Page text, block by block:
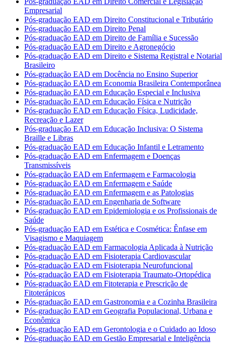
Empresarial
Pós-graduação EAD em Direito Constitucional e Tributário
Pós-graduação EAD em Direito Penal
Pós-graduação EAD em Direito de Família e Sucessão
Pós-graduação EAD em Direito e Agronegócio
Pós-graduação EAD em Direito e Sistema Registral e Notarial
Brasileiro
Pós-graduação EAD em Docência no Ensino Superior
Pós-graduação EAD em Economia Brasileira Contemporânea
Pós-graduação EAD em Educação Especial e Inclusiva
Pós-graduação EAD em Educação Física e Nutrição
Pós-graduação EAD em Educação Física, Ludicidade,
Recreação e Lazer
Pós-graduação EAD em Educação Inclusiva: O Sistema
Braille e Libras
Pós-graduação EAD em Educação Infantil e Letramento
Pós-graduação EAD em Enfermagem e Doenças
Transmissíveis
Pós-graduação EAD em Enfermagem e Farmacologia
Pós-graduação EAD em Enfermagem e Saúde
Pós-graduação EAD em Enfermagem e as Patologias
Pós-graduação EAD em Engenharia de Software
Pós-graduação EAD em Epidemiologia e os Profissionais de
Saúde
Pós-graduação EAD em Estética e Cosmética: Ênfase em
Visagismo e Maquiagem
Pós-graduação EAD em Farmacologia Aplicada à Nutrição
Pós-graduação EAD em Fisioterapia Cardiovascular
Pós-graduação EAD em Fisioterapia Neurofuncional
Pós-graduação EAD em Fisioterapia Traumato-Ortopédica
Pós-graduação EAD em Fitoterapia e Prescrição de
Fitoterápicos
Pós-graduação EAD em Gastronomia e a Cozinha Brasileira
Pós-graduação EAD em Geografia Populacional, Urbana e
Econômica
Pós-graduação EAD em Gerontologia e o Cuidado ao Idoso
Pós-graduação EAD em Gestão Empresarial e Inteligência